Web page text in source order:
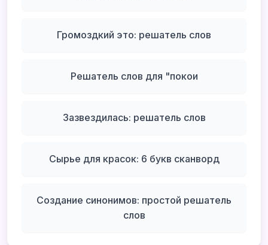
Громоздкий это: решатель слов
Решатель слов для "покои
Зазвездилась: решатель слов
Сырье для красок: 6 букв сканворд
Создание синонимов: простой решатель
слов